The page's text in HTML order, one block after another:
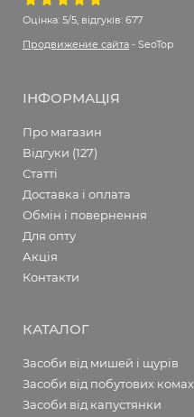
Оцінка: 5/5, відгуків: 677
Продвижение сайта - SeoTop
ІНФОРМАЦІЯ
Про магазин
Відгуки (127)
Статті
Доставка і оплата
Обмін і повернення
Для опту
Акція
Контакти
КАТАЛОГ
Засоби від мишей і щурів
Засоби від побутових комах
Засоби від капустянки